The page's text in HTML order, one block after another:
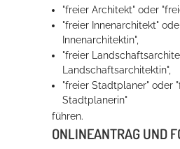
Die Stadthalle Hockenheim bietet den
"freier Architekt" oder
"freier Innenarchitekt"
Innenarchitektin",
"freier
Landschaftsarchitektin",
"freier Stadtplaner" oder
Stadtplanerin"
führen.
ONLINEANTRAG UND